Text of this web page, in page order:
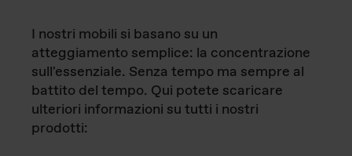
I nostri mobili si basano su un
atteggiamento semplice: la concentrazione
sull'essenziale. Senza tempo ma sempre al
battito del tempo. Qui potete scaricare
ulteriori informazioni su tutti i nostri
prodotti: